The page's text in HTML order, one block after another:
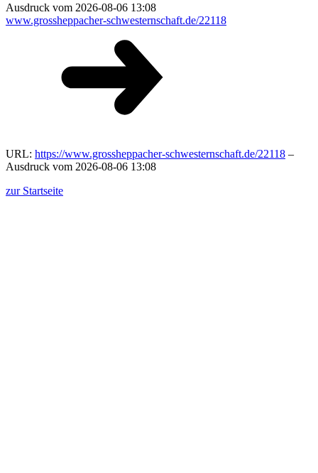
Ausdruck vom 2026-08-06 13:08
www.grossheppacher-schwesternschaft.de/22118
URL: https://www.grossheppacher-schwesternschaft.de/22118 –
Ausdruck vom 2026-08-06 13:08
zur Startseite